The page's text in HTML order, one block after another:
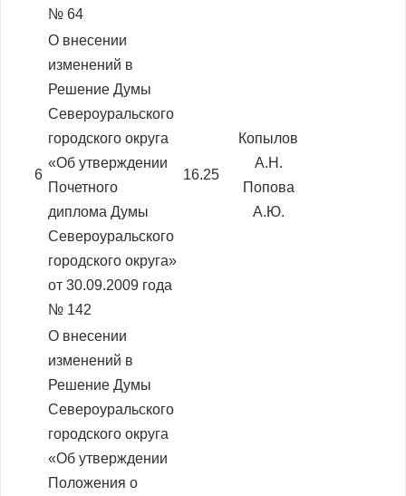
№ 64
6
О внесении
изменений в
Решение Думы
Североуральского
городского округа
«Об утверждении
Почетного
диплома Думы
Североуральского
городского округа»
от 30.09.2009 года
№ 142
16.25
Копылов
А.Н.
Попова
А.Ю.
О внесении
изменений в
Решение Думы
Североуральского
городского округа
«Об утверждении
Положения о